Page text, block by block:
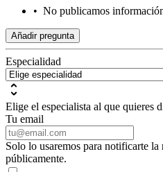
• No publicamos
Añadir pregunta
Especialidad
Elige el especialista al que quieres
Tu email
Solo lo usaremos para notificarte la
públicamente.